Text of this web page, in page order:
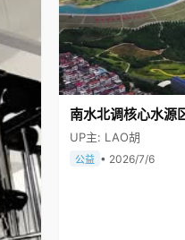
南水北调核心水源
UP主: LAO胡
公益 • 2026/7/6